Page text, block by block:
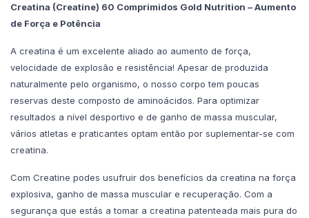
15,00 €.12,00 €.
Creatina (Creatine) 60 Comprimidos Gold Nutrition – Aumento
de Força e Potência
A creatina é um excelente aliado ao aumento de força,
velocidade de explosão e resistência! Apesar de produzida
naturalmente pelo organismo, o nosso corpo tem poucas
reservas deste composto de aminoácidos. Para optimizar
resultados a nível desportivo e de ganho de massa muscular,
vários atletas e praticantes optam então por suplementar-se com
creatina.
Com Creatine podes usufruir dos benefícios da creatina na força
explosiva, ganho de massa muscular e recuperação. Com a
segurança que estás a tomar a creatina patenteada mais pura do